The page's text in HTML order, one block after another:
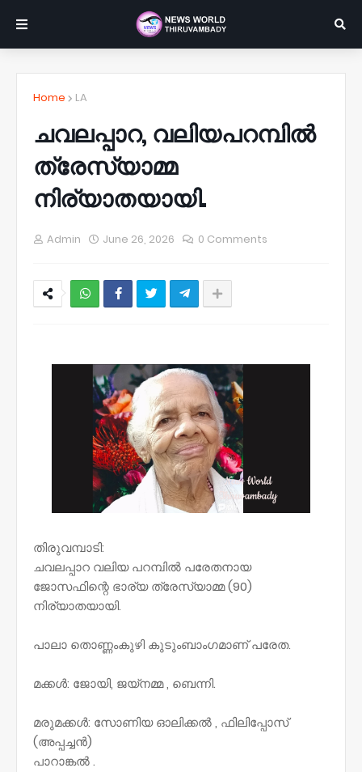
Home LA
ചവലപ്പാറ, വലിയപറമ്പിൽ
ത്രേസ്യാമ്മ
നിര്യാതയായി.
Admin June 26, 2026 0 Comments
തിരുവമ്പാടി:
ചവലപ്പാറ വലിയ പറമ്പിൽ പരേതനായ
ജോസഫിന്റെ ഭാര്യ ത്രേസ്യാമ്മ (90)
നിര്യാതയായി.
പാലാ തൊണ്ണംകുഴി കുടുംബാംഗമാണ് പരേത.
മക്കൾ: ജോയി, ജയ്നമ്മ , ബെന്നി.
മരുമക്കൾ: സോണിയ ഓലിക്കൽ , ഫിലിപ്പോസ്
(അപ്പച്ചൻ)
പാറാങ്കൽ .